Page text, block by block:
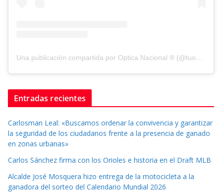
Una publicación compartida por Optica Nacional ® (@tuopticanacional)
Entradas recientes
Carlosman Leal: «Buscamos ordenar la convivencia y garantizar
la seguridad de los ciudadanos frente a la presencia de ganado
en zonas urbanas»
Carlos Sánchez firma con los Orioles e historia en el Draft MLB
Alcalde José Mosquera hizo entrega de la motocicleta a la
ganadora del sorteo del Calendario Mundial 2026